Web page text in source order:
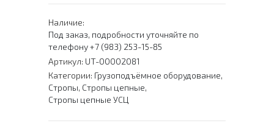
Наличие:
Под заказ, подробности уточняйте по
телефону +7 (983) 253-15-85
Артикул: UT-00002081
Категории: Грузоподъёмное оборудование,
Стропы, Стропы цепные,
Стропы цепные УСЦ